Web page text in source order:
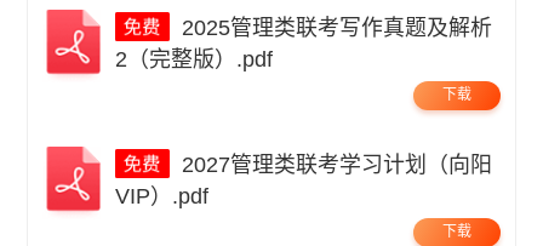
2（完整版）.pdf
下载
VIP）.pdf
下载